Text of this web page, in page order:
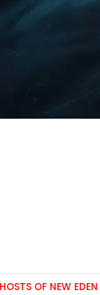
OF NEW EDEN